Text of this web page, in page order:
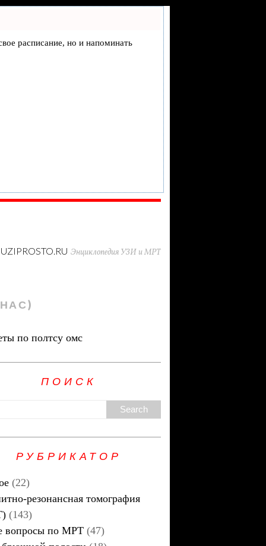
расписание, но и напоминать
UZIPROSTO.RU Энциклопедия УЗИ и МРТ
по полтсу омс
ПОИСК
РУБРИКАТОР
(22)
резонансная томография
(143)
вопросы по МРТ (47)